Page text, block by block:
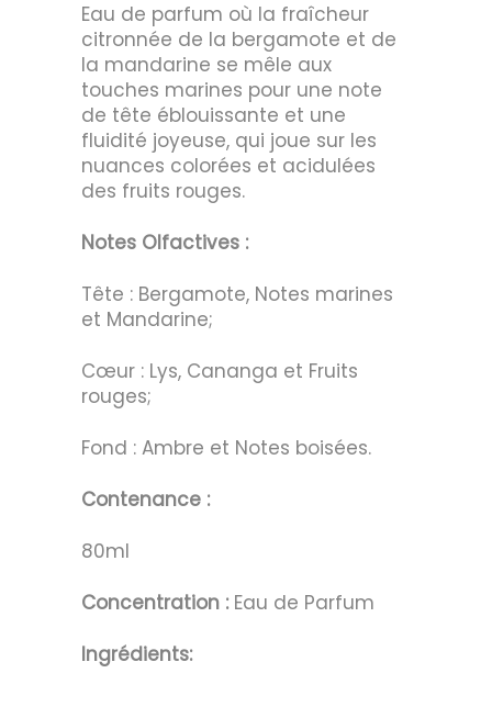
Eau de parfum où la fraîcheur
citronnée de la bergamote et de
la mandarine se mêle aux
touches marines pour une note
de tête éblouissante et une
fluidité joyeuse, qui joue sur les
nuances colorées et acidulées
des fruits rouges.
Notes Olfactives :
Tête : Bergamote, Notes marines
et Mandarine;
Cœur : Lys, Cananga et Fruits
rouges;
Fond : Ambre et Notes boisées.
Contenance :
80ml
Concentration : Eau de Parfum
Ingrédients: